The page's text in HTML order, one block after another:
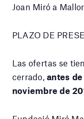
Joan Miró a
PLAZO DE
Las ofertas se
cerrado,antes
noviembre de